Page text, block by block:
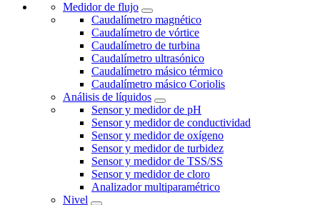
Medidor de flujo
Caudalímetro magnético
Caudalímetro de vórtice
Caudalímetro de turbina
Caudalímetro ultrasónico
Caudalímetro másico térmico
Caudalímetro másico Coriolis
Análisis de líquidos
Sensor y medidor de pH
Sensor y medidor de conductividad
Sensor y medidor de oxígeno
Sensor y medidor de turbidez
Sensor y medidor de TSS/SS
Sensor y medidor de cloro
Analizador multiparamétrico
Nivel